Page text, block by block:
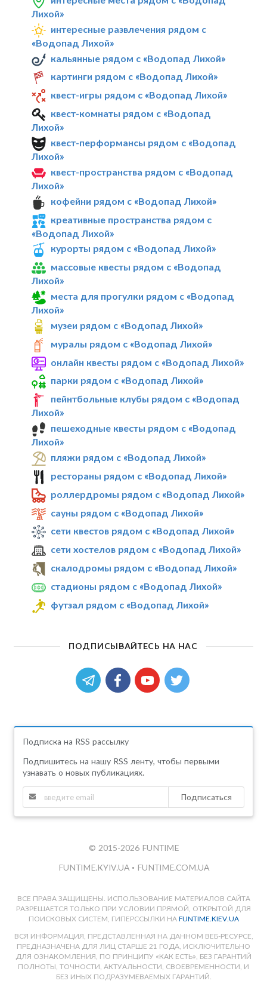
Лихой»
интересные развлечения рядом с
«Водопад Лихой»
кальянные рядом с «Водопад Лихой»
картинги рядом с «Водопад Лихой»
квест-игры рядом с «Водопад Лихой»
квест-комнаты рядом с «Водопад
Лихой»
квест-перформансы рядом с «Водопад
Лихой»
квест-пространства рядом с «Водопад
Лихой»
кофейни рядом с «Водопад Лихой»
креативные пространства рядом с
«Водопад Лихой»
курорты рядом с «Водопад Лихой»
массовые квесты рядом с «Водопад
Лихой»
места для прогулки рядом с «Водопад
Лихой»
музеи рядом с «Водопад Лихой»
муралы рядом с «Водопад Лихой»
онлайн квесты рядом с «Водопад Лихой»
парки рядом с «Водопад Лихой»
пейнтбольные клубы рядом с «Водопад
Лихой»
пешеходные квесты рядом с «Водопад
Лихой»
пляжи рядом с «Водопад Лихой»
рестораны рядом с «Водопад Лихой»
роллердромы рядом с «Водопад Лихой»
сауны рядом с «Водопад Лихой»
сети квестов рядом с «Водопад Лихой»
сети хостелов рядом с «Водопад Лихой»
скалодромы рядом с «Водопад Лихой»
стадионы рядом с «Водопад Лихой»
футзал рядом с «Водопад Лихой»
ПОДПИСЫВАЙТЕСЬ НА НАС
Подписка на RSS рассылку
Подпишитесь на нашу RSS ленту, чтобы первыми
узнавать о новых публикациях.
Подписаться
© 2015-2026 FUNTIME
FUNTIME.KYIV.UA • FUNTIME.COM.UA
ВСЕ ПРАВА ЗАЩИЩЕНЫ. ИСПОЛЬЗОВАНИЕ МАТЕРИАЛОВ САЙТА
РАЗРЕШАЕТСЯ ТОЛЬКО ПРИ УСЛОВИИ ПРЯМОЙ, ОТКРЫТОЙ ДЛЯ
ПОИСКОВЫХ СИСТЕМ, ГИПЕРССЫЛКИ НА FUNTIME.KIEV.UA
ВСЯ ИНФОРМАЦИЯ, ПРЕДСТАВЛЕННАЯ НА ДАННОМ ВЕБ-РЕСУРСЕ,
ПРЕДНАЗНАЧЕНА ДЛЯ ЛИЦ СТАРШЕ 21 ГОДА, ИСКЛЮЧИТЕЛЬНО
ДЛЯ ОЗНАКОМЛЕНИЯ, ПО ПРИНЦИПУ «КАК ЕСТЬ», БЕЗ ГАРАНТИЙ
ПОЛНОТЫ, ТОЧНОСТИ, АКТУАЛЬНОСТИ, СВОЕВРЕМЕННОСТИ, И
БЕЗ ИНЫХ ПОДРАЗУМЕВАЕМЫХ ГАРАНТИЙ.